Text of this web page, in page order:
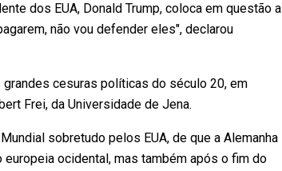
dos EUA, Donald Trump, coloca em questão a
não vou defender eles", declarou
cesuras políticas do século 20, em
Frei, da Universidade de Jena.
sobretudo pelos EUA, de que a Alemanha
ocidental, mas também após o fim do